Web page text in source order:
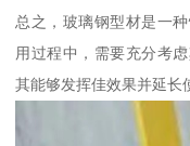
总之，玻璃钢型材是一
用过程中，需要充分考
其能够发挥佳效果并延长